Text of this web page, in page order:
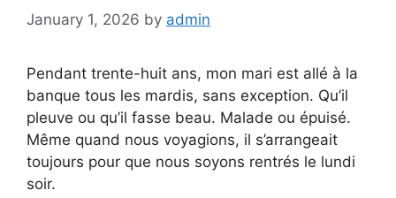
January 1, 2026 by admin
Pendant trente-huit ans, mon mari est allé à la
banque tous les mardis, sans exception. Qu’il
pleuve ou qu’il fasse beau. Malade ou épuisé.
Même quand nous voyagions, il s’arrangeait
toujours pour que nous soyons rentrés le lundi
soir.